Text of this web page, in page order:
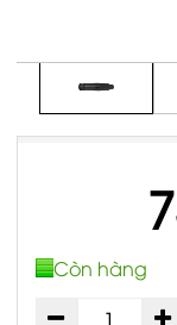
Còn hàng